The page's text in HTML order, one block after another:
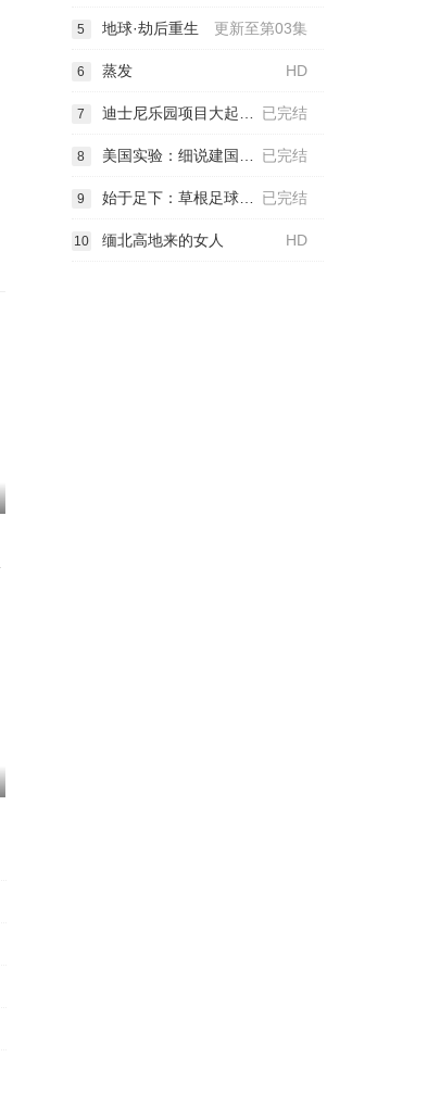
更新至第03集
5 地球·劫后重生
HD
6 蒸发
已完结
7 迪士尼乐园项目大起底第三季
已完结
8 美国实验：细说建国250年
已完结
9 始于足下：草根足球的传奇
HD
10 缅北高地来的女人